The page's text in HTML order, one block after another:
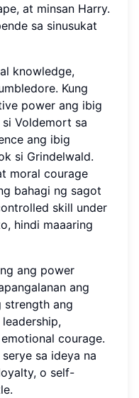
at minsan Harry.
sa sinusukat
knowledge,
Kung
power ang ibig
Voldemort sa
ang ibig
si Grindelwald.
moral courage
bahagi ng sagot
skill under
hindi maaaring
ang power
ang
strength ang
courage.
sa ideya na
o self-